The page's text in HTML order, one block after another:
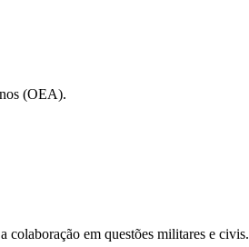
(OEA).
colaboração em questões militares e civis.